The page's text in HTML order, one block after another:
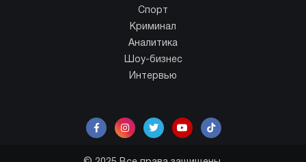
Спорт
Криминал
Аналитика
Шоу-бизнес
Интервью